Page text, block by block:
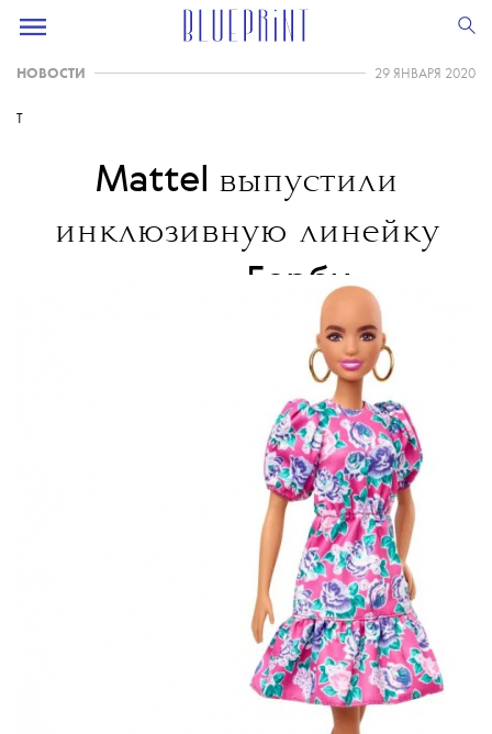
НОВОСТИ 29 ЯНВАРЯ 2020
T
Mattel выпустили
инклюзивную линейку
Барби